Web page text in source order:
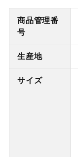
商品管理番
号
生産地
サイズ